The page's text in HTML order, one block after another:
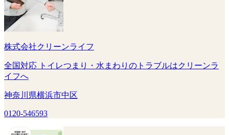
株式会社クリーンライフ
全国対応 トイレつまり・水まわりのトラブルはクリーンラ
イフへ
神奈川県横浜市中区
0120-546593